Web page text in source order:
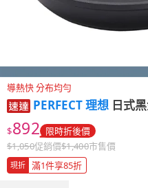
導熱快 分布均勻
PERFECT 理想 日式
$892 限時折後價
$1,050促銷價$1,400市售價
現折 滿1件享85折